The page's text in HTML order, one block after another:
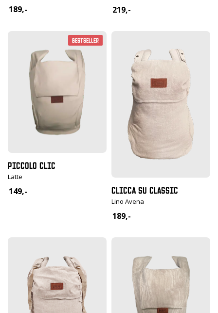
189,- 219,-
Bestseller
PICCOLO CLIC
Latte
149,- CLICCA SU CLASSIC
Lino Avena
189,-